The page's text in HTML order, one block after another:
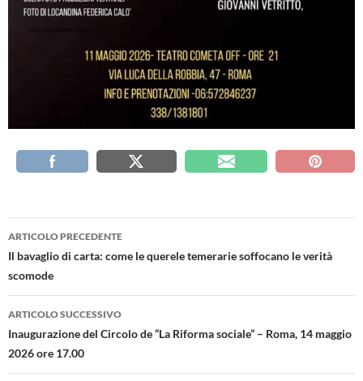
Navigazione
articolo
ARTICOLO PRECEDENTE
Il bavaglio di carta: come le querele temerarie soffocano le verità
scomode
ARTICOLO SUCCESSIVO
Inaugurazione del Circolo de “La Riforma sociale” – Roma, 14 maggio
2026 ore 17.00